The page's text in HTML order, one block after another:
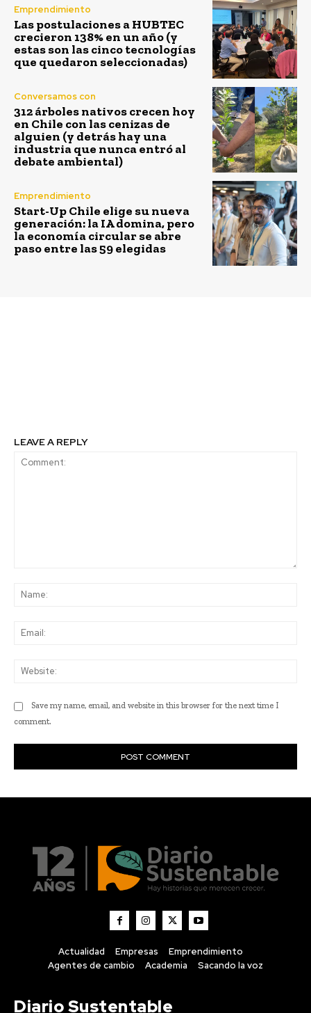
Actualidad Empresas
Emprendimiento
Agentes de cambio
Academia Sacando la voz
Diario Sustentable